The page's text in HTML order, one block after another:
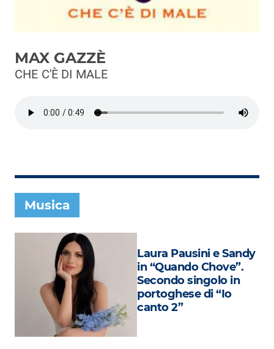
Web Radio
Radio Subasio
Radio Subasio +
Radio Suby
Foto
Speciali
Oroscopo
Radio Subasio Music Club
Sanremo 2026
News
MAX GAZZÈ
CHE C'È DI MALE
Musica
Laura Pausini e Sandy
in “Quando Chove”.
Secondo singolo in
portoghese di “Io
canto 2”